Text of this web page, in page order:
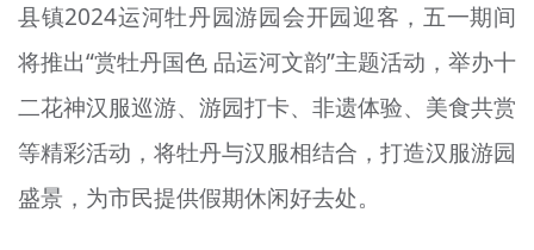
榜样人物
+
身边好人
文明评论
北京宣传文化引导基金
县镇2024运河牡丹园游园会开园迎客，五一期间
将推出“赏牡丹国色 品运河文韵”主题活动，举办十
二花神汉服巡游、游园打卡、非遗体验、美食共赏
等精彩活动，将牡丹与汉服相结合，打造汉服游园
盛景，为市民提供假期休闲好去处。